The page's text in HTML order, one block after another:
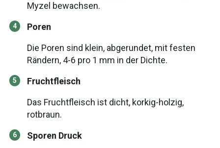
Myzel bewachsen.
Poren
Die Poren sind klein, abgerundet, mit festen
Rändern, 4-6 pro 1 mm in der Dichte.
Fruchtfleisch
Das Fruchtfleisch ist dicht, korkig-holzig,
rotbraun.
Sporen Druck